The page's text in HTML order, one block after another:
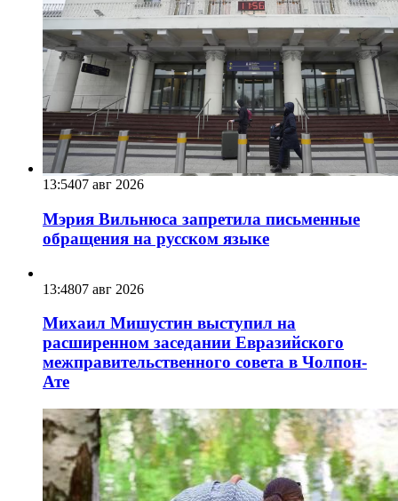
13:5407 авг 2026
Мэрия Вильнюса запретила письменные
обращения на русском языке
13:4807 авг 2026
Михаил Мишустин выступил на
расширенном заседании Евразийского
межправительственного совета в Чолпон-
Ате